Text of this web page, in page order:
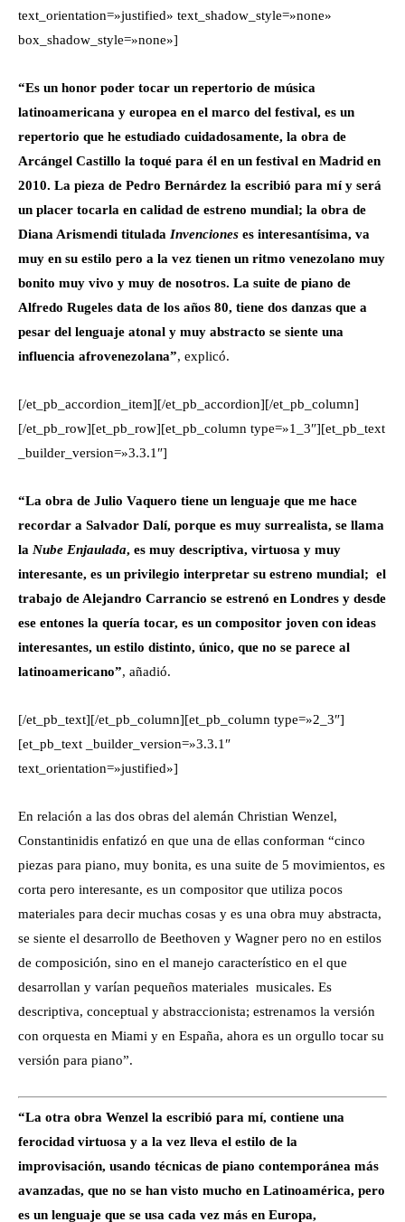
text_orientation=»justified» text_shadow_style=»none»
box_shadow_style=»none»]
“Es un honor poder tocar un repertorio de música
latinoamericana y europea en el marco del festival, es un
repertorio que he estudiado cuidadosamente, la obra de
Arcángel Castillo la toqué para él en un festival en Madrid en
2010. La pieza de Pedro Bernárdez la escribió para mí y será
un placer tocarla en calidad de estreno mundial; la obra de
Diana Arismendi titulada Invenciones es interesantísima, va
muy en su estilo pero a la vez tienen un ritmo venezolano muy
bonito muy vivo y muy de nosotros. La suite de piano de
Alfredo Rugeles data de los años 80, tiene dos danzas que a
pesar del lenguaje atonal y muy abstracto se siente una
influencia afrovenezolana”, explicó.
[/et_pb_accordion_item][/et_pb_accordion][/et_pb_column]
[/et_pb_row][et_pb_row][et_pb_column type=»1_3″][et_pb_text
_builder_version=»3.3.1″]
“La obra de Julio Vaquero tiene un lenguaje que me hace
recordar a Salvador Dalí, porque es muy surrealista, se llama
la Nube Enjaulada, es muy descriptiva, virtuosa y muy
interesante, es un privilegio interpretar su estreno mundial; el
trabajo de Alejandro Carrancio se estrenó en Londres y desde
ese entones la quería tocar, es un compositor joven con ideas
interesantes, un estilo distinto, único, que no se parece al
latinoamericano”, añadió.
[/et_pb_text][/et_pb_column][et_pb_column type=»2_3″]
[et_pb_text _builder_version=»3.3.1″
text_orientation=»justified»]
En relación a las dos obras del alemán Christian Wenzel,
Constantinidis enfatizó en que una de ellas conforman “cinco
piezas para piano, muy bonita, es una suite de 5 movimientos, es
corta pero interesante, es un compositor que utiliza pocos
materiales para decir muchas cosas y es una obra muy abstracta,
se siente el desarrollo de Beethoven y Wagner pero no en estilos
de composición, sino en el manejo característico en el que
desarrollan y varían pequeños materiales musicales. Es
descriptiva, conceptual y abstraccionista; estrenamos la versión
con orquesta en Miami y en España, ahora es un orgullo tocar su
versión para piano”.
“La otra obra Wenzel la escribió para mí, contiene una
ferocidad virtuosa y a la vez lleva el estilo de la
improvisación, usando técnicas de piano contemporánea más
avanzadas, que no se han visto mucho en Latinoamérica, pero
es un lenguaje que se usa cada vez más en Europa,